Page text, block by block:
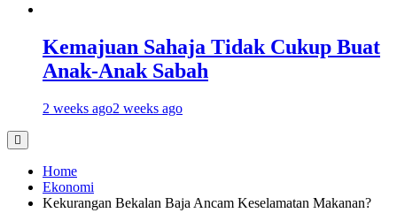
Kemajuan Sahaja Tidak Cukup Buat
Anak-Anak Sabah
2 weeks ago2 weeks ago
Home
Ekonomi
Kekurangan Bekalan Baja Ancam Keselamatan Makanan?